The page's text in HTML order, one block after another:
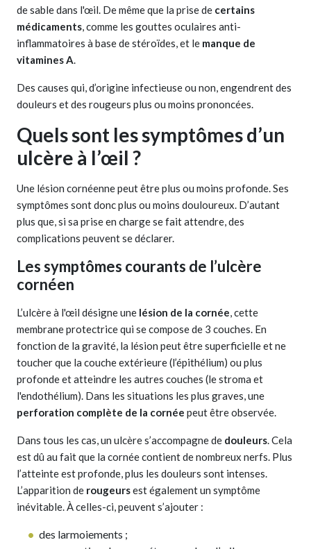
de sable dans l'œil. De même que la prise de certains
médicaments, comme les gouttes oculaires anti-
inflammatoires à base de stéroïdes, et le manque de
vitamines A.
Des causes qui, d’origine infectieuse ou non, engendrent des
douleurs et des rougeurs plus ou moins prononcées.
Quels sont les symptômes d’un
ulcère à l’œil ?
Une lésion cornéenne peut être plus ou moins profonde. Ses
symptômes sont donc plus ou moins douloureux. D’autant
plus que, si sa prise en charge se fait attendre, des
complications peuvent se déclarer.
Les symptômes courants de l’ulcère
cornéen
L’ulcère à l'œil désigne une lésion de la cornée, cette
membrane protectrice qui se compose de 3 couches. En
fonction de la gravité, la lésion peut être superficielle et ne
toucher que la couche extérieure (l’épithélium) ou plus
profonde et atteindre les autres couches (le stroma et
l'endothélium). Dans les situations les plus graves, une
perforation complète de la cornée peut être observée.
Dans tous les cas, un ulcère s’accompagne de douleurs. Cela
est dû au fait que la cornée contient de nombreux nerfs. Plus
l’atteinte est profonde, plus les douleurs sont intenses.
L’apparition de rougeursest également un symptôme
inévitable. À celles-ci, peuvent s’ajouter :
des larmoiements ;